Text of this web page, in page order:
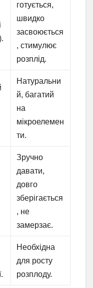
готується,
швидко
засвоюється
, стимулює
розплід.
Натуральни
й, багатий
на
мікроелемен
ти.
Зручно
давати,
довго
зберігається
, не
замерзає.
Необхідна
для росту
розплоду.